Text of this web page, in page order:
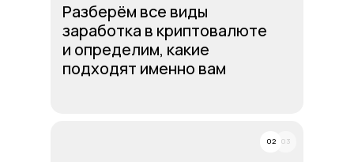
Разберём все виды
заработка в криптовалюте
и определим, какие
подходят именно вам
03
02